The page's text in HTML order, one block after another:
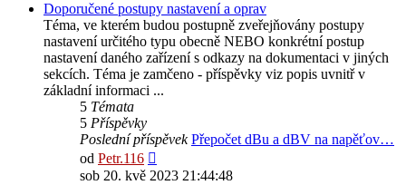
Doporučené postupy nastavení a oprav
Téma, ve kterém budou postupně zveřejňovány postupy
nastavení určitého typu obecně NEBO konkrétní postup
nastavení daného zařízení s odkazy na dokumentaci v jiných
sekcích. Téma je zamčeno - příspěvky viz popis uvnitř v
základní informaci ...
5 Témata
5 Příspěvky
Poslední příspěvek Přepočet dBu a dBV na napěťov…
od Petr.116
poslední
sob 20. kvě 2023 21:44:48